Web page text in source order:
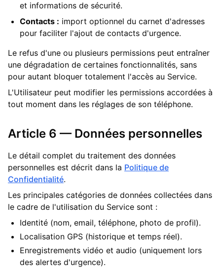
et informations de sécurité.
Contacts : import optionnel du carnet d'adresses
pour faciliter l'ajout de contacts d'urgence.
Le refus d'une ou plusieurs permissions peut entraîner
une dégradation de certaines fonctionnalités, sans
pour autant bloquer totalement l'accès au Service.
L'Utilisateur peut modifier les permissions accordées à
tout moment dans les réglages de son téléphone.
Article 6 — Données personnelles
Le détail complet du traitement des données
personnelles est décrit dans la Politique de
Confidentialité.
Les principales catégories de données collectées dans
le cadre de l'utilisation du Service sont :
Identité (nom, email, téléphone, photo de profil).
Localisation GPS (historique et temps réel).
Enregistrements vidéo et audio (uniquement lors
des alertes d'urgence).